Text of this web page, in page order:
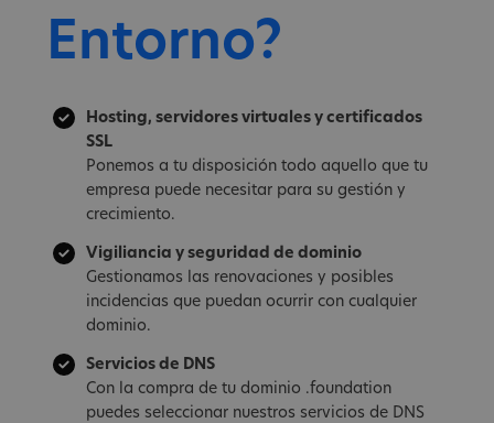
Entorno?
Hosting, servidores virtuales y certificados
SSL
Ponemos a tu disposición todo aquello que tu
empresa puede necesitar para su gestión y
crecimiento.
Vigiliancia y seguridad de dominio
Gestionamos las renovaciones y posibles
incidencias que puedan ocurrir con cualquier
dominio.
Servicios de DNS
Con la compra de tu dominio .foundation
puedes seleccionar nuestros servicios de DNS